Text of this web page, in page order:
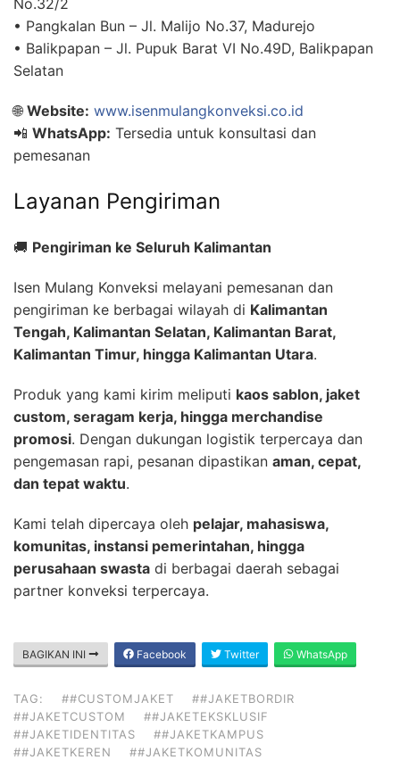
• Pangkalan Bun – Jl. Malijo No.37, Madurejo
• Balikpapan – Jl. Pupuk Barat VI No.49D, Balikpapan
Selatan
🌐 Website: www.isenmulangkonveksi.co.id
📲 WhatsApp: Tersedia untuk konsultasi dan
pemesanan
Layanan Pengiriman
🚚 Pengiriman ke Seluruh Kalimantan
Isen Mulang Konveksi melayani pemesanan dan
pengiriman ke berbagai wilayah di Kalimantan
Tengah, Kalimantan Selatan, Kalimantan Barat,
Kalimantan Timur, hingga Kalimantan Utara.
Produk yang kami kirim meliputi kaos sablon, jaket
custom, seragam kerja, hingga merchandise
promosi. Dengan dukungan logistik terpercaya dan
pengemasan rapi, pesanan dipastikan aman, cepat,
dan tepat waktu.
Kami telah dipercaya oleh pelajar, mahasiswa,
komunitas, instansi pemerintahan, hingga
perusahaan swasta di berbagai daerah sebagai
partner konveksi terpercaya.
BAGIKAN INI Facebook Twitter WhatsApp
TAG: ##CUSTOMJAKET
##JAKETBORDIR
##JAKETCUSTOM
##JAKETEKSKLUSIF
##JAKETIDENTITAS
##JAKETKAMPUS
##JAKETKEREN
##JAKETKOMUNITAS